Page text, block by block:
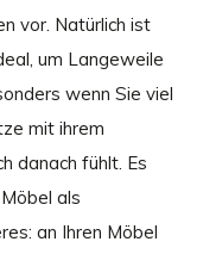
vor. Natürlich ist
um Langeweile
wenn Sie viel
mit ihrem
danach fühlt. Es
als
an Ihren Möbel